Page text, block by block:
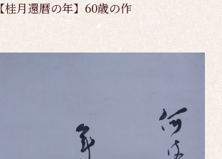
【桂月還暦の年】60歳の作